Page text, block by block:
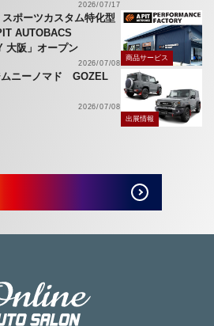
2026/07/17
ポーツカスタム特化型
AUTOBACS
大阪」オープン
2026/07/08
商品サービス
ニーノマド GOZEL
2026/07/08
出展情報